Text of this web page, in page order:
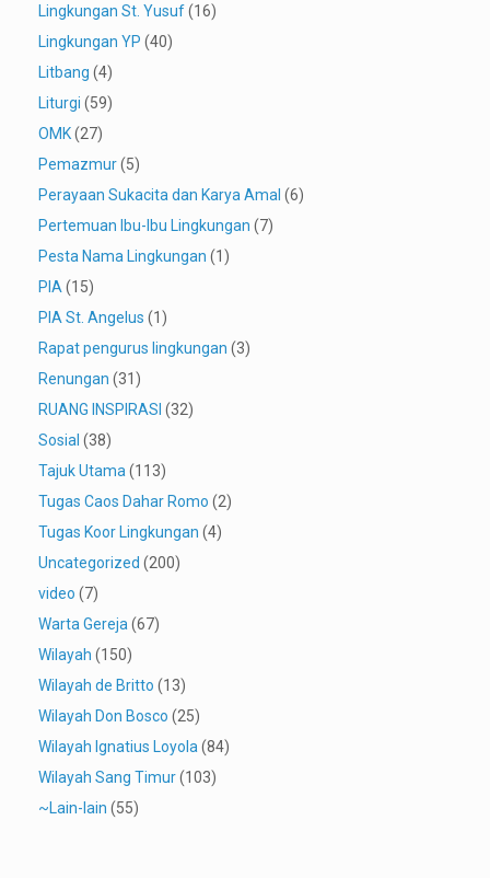
Lingkungan St. Yusuf(16)
Lingkungan YP (40)
Litbang (4)
Liturgi (59)
OMK(27)
Pemazmur(5)
Perayaan Sukacita dan Karya Amal (6)
Pertemuan Ibu-Ibu Lingkungan (7)
Pesta Nama Lingkungan (1)
PIA (15)
PIA St. Angelus (1)
Rapat pengurus lingkungan (3)
Renungan (31)
RUANG INSPIRASI (32)
Sosial (38)
Tajuk Utama (113)
Tugas Caos Dahar Romo (2)
Tugas Koor Lingkungan (4)
Uncategorized (200)
video (7)
Warta Gereja (67)
Wilayah (150)
Wilayah de Britto (13)
Wilayah Don Bosco (25)
Wilayah Ignatius Loyola (84)
Wilayah Sang Timur(103)
~Lain-lain (55)